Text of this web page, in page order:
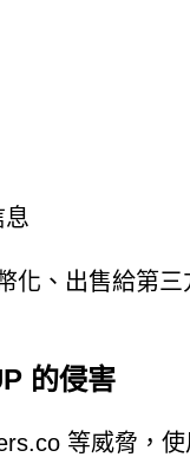
息
化、出售給第
的侵害
等威脅，